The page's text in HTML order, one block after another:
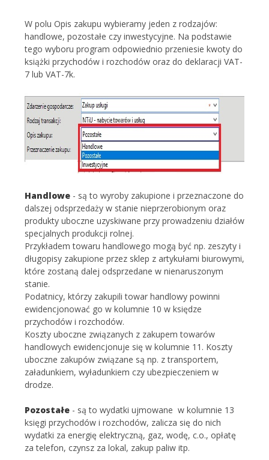
W polu Opis zakupu wybieramy jeden z rodzajów:
handlowe, pozostałe czy inwestycyjne. Na podstawie
tego wyboru program odpowiednio przeniesie kwoty do
książki przychodów i rozchodów oraz do deklaracji VAT-
7 lub VAT-7k.
Handlowe - są to wyroby zakupione i przeznaczone do
dalszej odsprzedaży w stanie nieprzerobionym oraz
produkty uboczne uzyskiwane przy prowadzeniu działów
specjalnych produkcji rolnej.
Przykładem towaru handlowego mogą być np. zeszyty i
długopisy zakupione przez sklep z artykułami biurowymi,
które zostaną dalej odsprzedane w nienaruszonym
stanie.
Podatnicy, którzy zakupili towar handlowy powinni
ewidencjonować go w kolumnie 10 w księdze
przychodów i rozchodów.
Koszty uboczne związanych z zakupem towarów
handlowych ewidencjonuje się w kolumnie 11. Koszty
uboczne zakupów związane są np. z transportem,
załadunkiem, wyładunkiem czy ubezpieczeniem w
drodze.
Pozostałe - są to wydatki ujmowane w kolumnie 13
księgi przychodów i rozchodów, zalicza się do nich
wydatki za energię elektryczną, gaz, wodę, c.o., opłatę
za telefon, czynsz za lokal, zakup paliw itp.